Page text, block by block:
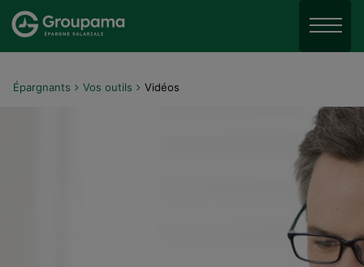
Aller au menu
Aller au contenu
Menu
Épargnants Vos outils Vidéos